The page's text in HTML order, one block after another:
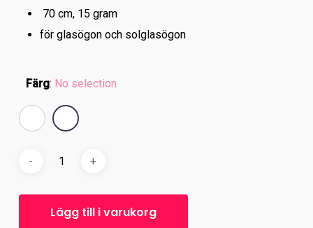
70 cm, 15 gram
för glasögon och solglasögon
Färg: No selection
Lägg till i varukorg